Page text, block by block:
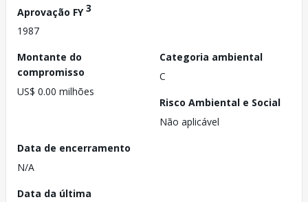
Aprovação FY3
1987
Montante do
compromisso
US$ 0.00 milhões
Categoria ambiental
C
Risco Ambiental e Social
Não aplicável
Data de encerramento
N/A
Data da última